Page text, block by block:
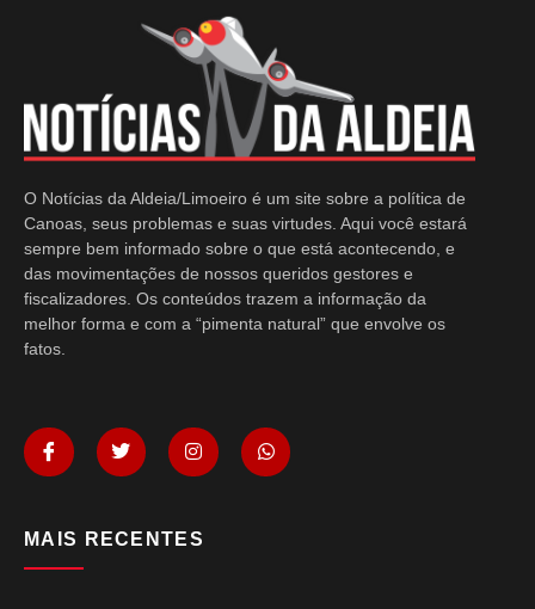
O Notícias da Aldeia/Limoeiro é um site sobre a política de
Canoas, seus problemas e suas virtudes. Aqui você estará
sempre bem informado sobre o que está acontecendo, e
das movimentações de nossos queridos gestores e
fiscalizadores. Os conteúdos trazem a informação da
melhor forma e com a “pimenta natural” que envolve os
fatos.
MAIS RECENTES